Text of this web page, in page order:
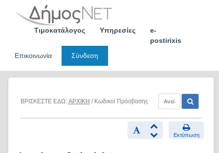
Τιμοκατάλογος Υπηρεσίες
e-
postirixis
Επικοινωνία
Σύνδεση
ΒΡΙΣΚΕΣΤΕ ΕΔΩ: ΑΡΧΙΚΗ / Κωδικοί Πρόσβασης
Εκτύπωση